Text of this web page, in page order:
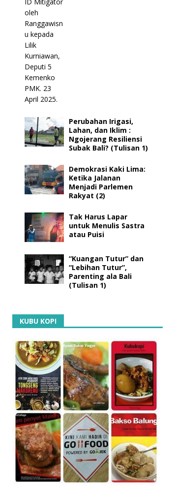
Perubahan Irigasi,
Lahan, dan Iklim :
Ngojerang Resiliensi
Subak Bali? (Tulisan 1)
Demokrasi Kaki Lima:
Ketika Jalanan
Menjadi Parlemen
Rakyat (2)
Tak Harus Lapar
untuk Menulis Sastra
atau Puisi
“Kuangan Tutur” dan
“Lebihan Tutur”,
Parenting ala Bali
(Tulisan 1)
KUBU KOPI